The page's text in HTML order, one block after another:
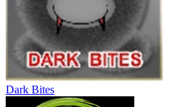
Dark Bites